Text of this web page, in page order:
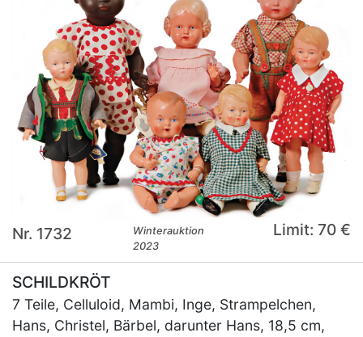
Nr. 1732
Winterauktion
2023
Limit: 70 €
SCHILDKRÖT
7 Teile, Celluloid, Mambi, Inge, Strampelchen,
Hans, Christel, Bärbel, darunter Hans, 18,5 cm,